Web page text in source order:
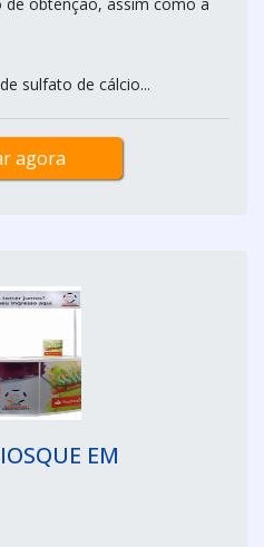
sulfato de cálcio...
agora
EM